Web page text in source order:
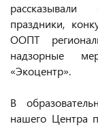
праздники,
ООПТ
надзорные
«Экоцентр».
В
нашего Центра